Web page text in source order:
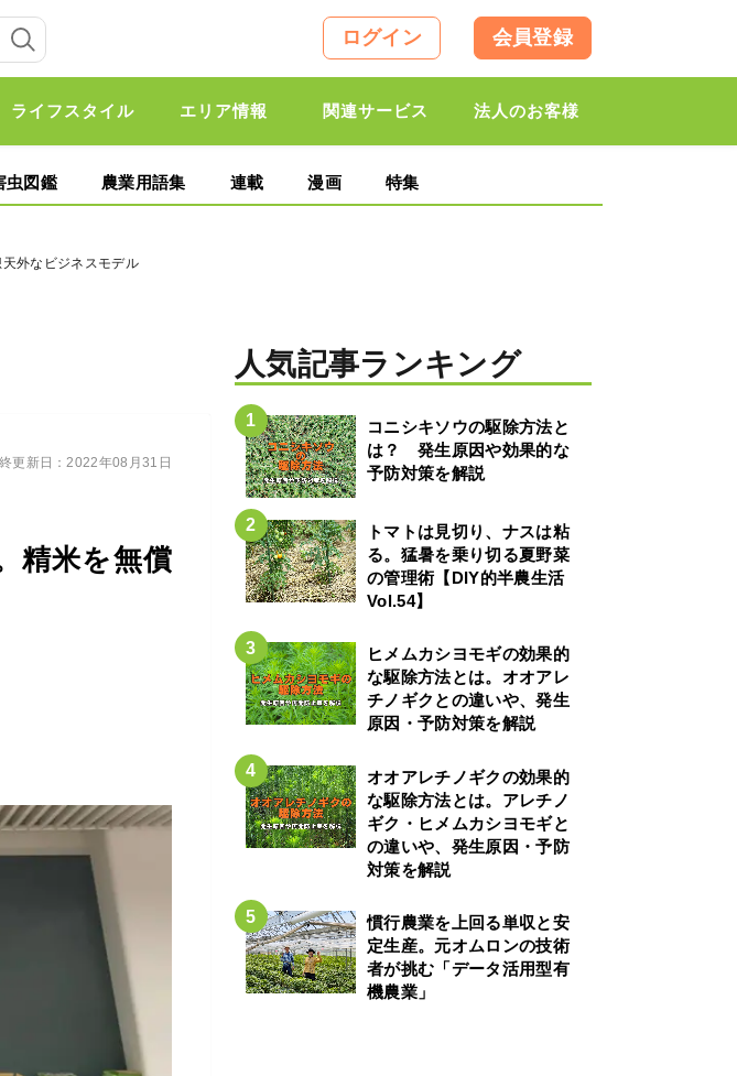
ログイン 会員登録
ライフスタイル エリア情報 関連サービス 法人のお客様
虫図鑑 農業用語集 連載 漫画 特集
外なビジネスモデル
精米を無償
更新日：2022年08月31日
人気記事ランキング
コニシキソウの駆除方法と
は？ 発生原因や効果的な
予防対策を解説
トマトは見切り、ナスは粘
る。猛暑を乗り切る夏野菜
の管理術【DIY的半農生活
Vol.54】
ヒメムカシヨモギの効果的
な駆除方法とは。オオアレ
チノギクとの違いや、発生
原因・予防対策を解説
オオアレチノギクの効果的
な駆除方法とは。アレチノ
ギク・ヒメムカシヨモギと
の違いや、発生原因・予防
対策を解説
慣行農業を上回る単収と安
定生産。元オムロンの技術
者が挑む「データ活用型有
機農業」